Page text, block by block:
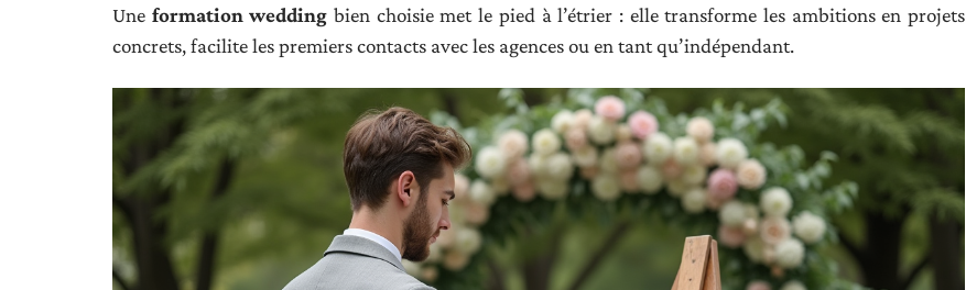
Une formation wedding bien choisie met le pied à l’étrier : elle transforme les ambitions en projets
concrets, facilite les premiers contacts avec les agences ou en tant qu’indépendant.